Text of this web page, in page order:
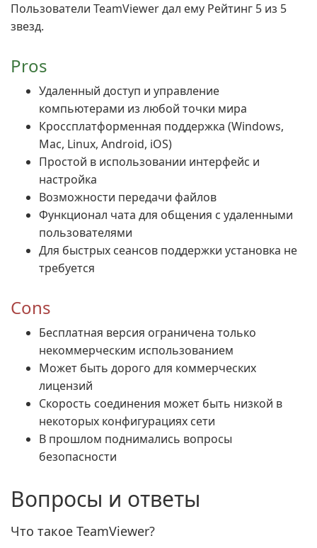
Пользователи TeamViewer дал ему Рейтинг 5 из 5
звезд.
Pros
Удаленный доступ и управление
компьютерами из любой точки мира
Кроссплатформенная поддержка (Windows,
Mac, Linux, Android, iOS)
Простой в использовании интерфейс и
настройка
Возможности передачи файлов
Функционал чата для общения с удаленными
пользователями
Для быстрых сеансов поддержки установка не
требуется
Cons
Бесплатная версия ограничена только
некоммерческим использованием
Может быть дорого для коммерческих
лицензий
Скорость соединения может быть низкой в
некоторых конфигурациях сети
В прошлом поднимались вопросы
безопасности
Вопросы и ответы
Что такое TeamViewer?